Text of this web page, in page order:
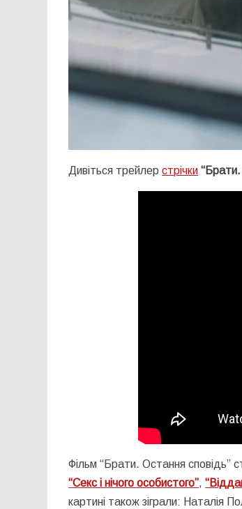
Дивіться трейлерстрічки “Брати.
Фільм “Брати. Остання сповідь”
“Секс і нічого особистого”,
картині також зіграли: Наталія